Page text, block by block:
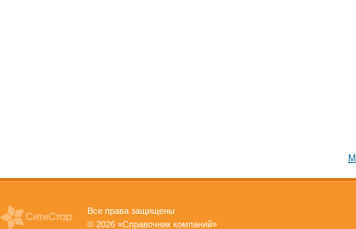
Все права защищены
© 2026 «Справочник компаний»